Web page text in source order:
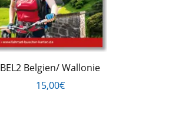
BEL2 Belgien/ Wallonie
15,00€